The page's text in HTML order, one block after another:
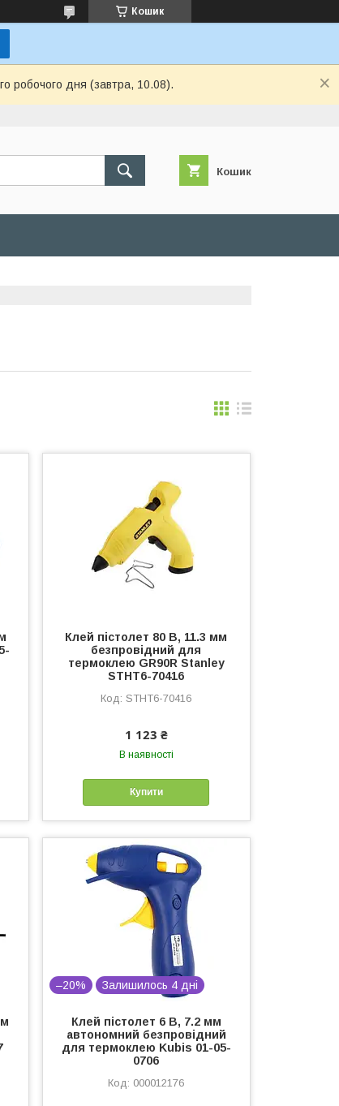
Кошик
робочого дня (завтра, 10.08).
Кошик
Клей пістолет 80 В, 11.3 мм
безпровідний для
термоклею GR90R Stanley
STHT6-70416
STHT6-70416
1 123 ₴
В наявності
Купити
–20% Залишилось 4 дні
Клей пістолет 6 В, 7.2 мм
автономний безпровідний
для термоклею Kubis 01-05-
0706
000012176